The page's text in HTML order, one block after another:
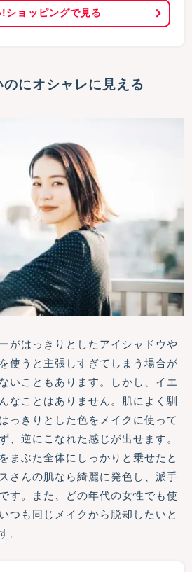
ショッピングで見る
にオシャレに見える
がはっきりとしたアイシャドウや
使うと主張しすぎてしまう場合が
いこともあります。しかし、イエ
なことはありません。肌によく馴
っきりとした色をメイクに使って
、逆にこなれた感じが出せます。
まぶた全体にしっかりと乗せたと
さんの肌なら綺麗に発色し、派手
す。また、どの年代の女性でも使
つも同じメイクから脱却したいと
。